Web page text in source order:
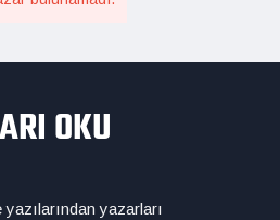
yazarları